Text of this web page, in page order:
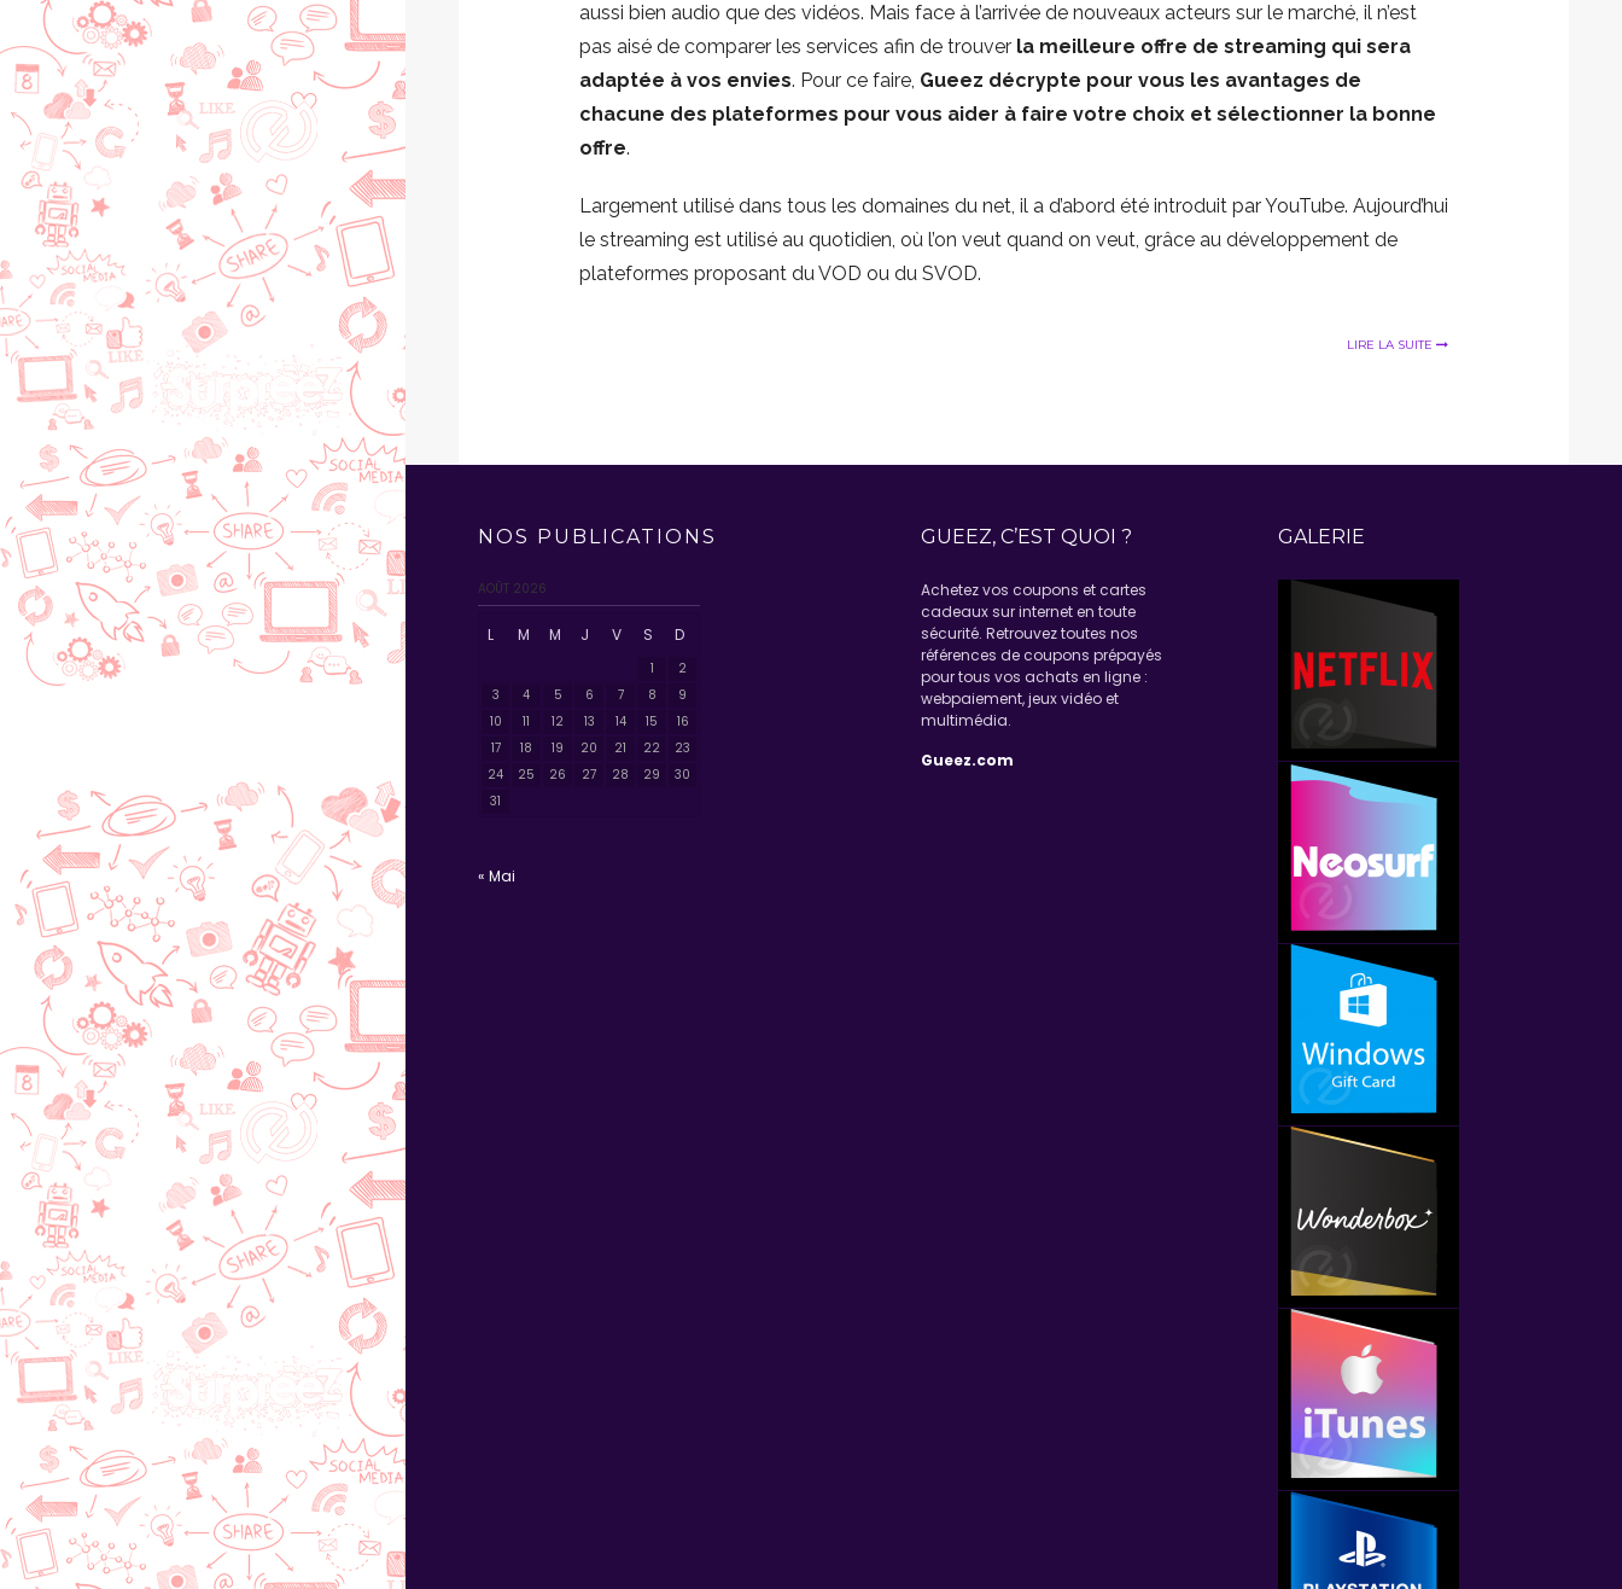
aussi bien audio que des vidéos. Mais face à l’arrivée de nouveaux acteurs sur le marché, il n’est
pas aisé de comparer les services afin de trouver la meilleure offre de streaming qui sera
adaptée à vos envies. Pour ce faire, Gueez décrypte pour vous les avantages de
chacune des plateformes pour vous aider à faire votre choix et sélectionner la bonne
offre.
Largement utilisé dans tous les domaines du net, il a d’abord été introduit par YouTube. Aujourd’hui
le streaming est utilisé au quotidien, où l’on veut quand on veut, grâce au développement de
plateformes proposant du VOD ou du SVOD.
LIRE LA SUITE
NOS PUBLICATIONS
AOÛT 2026
L M M J V S D
1
2
3
4 5 6 7 8
9
10
11 12 13 14 15
16
17
18 19 20 21 22
23
24
25 26 27 28 29
30
31
« Mai
GUEEZ, C’EST QUOI ?
Achetez vos coupons et cartes
cadeaux sur internet en toute
sécurité. Retrouvez toutes nos
références de coupons prépayés
pour tous vos achats en ligne :
webpaiement, jeux vidéo et
multimédia.
Gueez.com
GALERIE